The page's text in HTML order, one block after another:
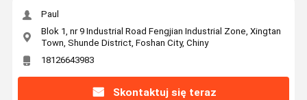
Paul
Blok 1, nr 9 Industrial Road Fengjian Industrial Zone, Xingtan
Town, Shunde District, Foshan City, Chiny
18126643983
Skontaktuj się teraz